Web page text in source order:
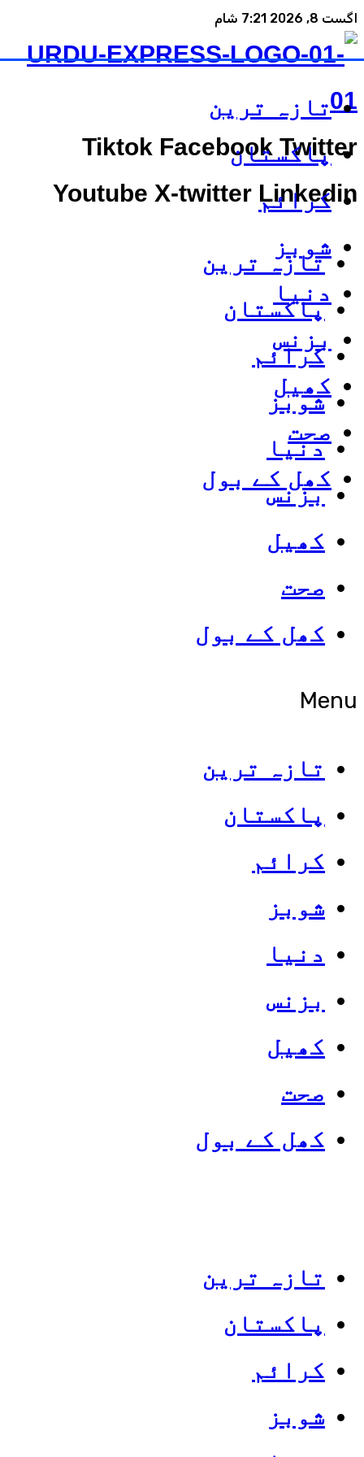
اگست 8, 2026 7:21 شام
Tiktok Facebook Twitter
Youtube X-twitter Linkedin
تازہ ترین
پاکستان
کرائم
شوبز
دنیا
بزنس
کھیل
صحت
کھل کے بول
Menu
تازہ ترین
پاکستان
کرائم
شوبز
دنیا
بزنس
کھیل
صحت
کھل کے بول
تازہ ترین
پاکستان
کرائم
شوبز
تازہ ترین
پاکستان
کرائم
شوبز
دنیا
بزنس
کھیل
صحت
کھل کے بول
Categories
Top News